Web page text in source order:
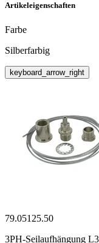
Artikeleigenschaften
Farbe
Silberfarbig
keyboard_arrow_right
79.05125.50
3PH-Seilaufhängung